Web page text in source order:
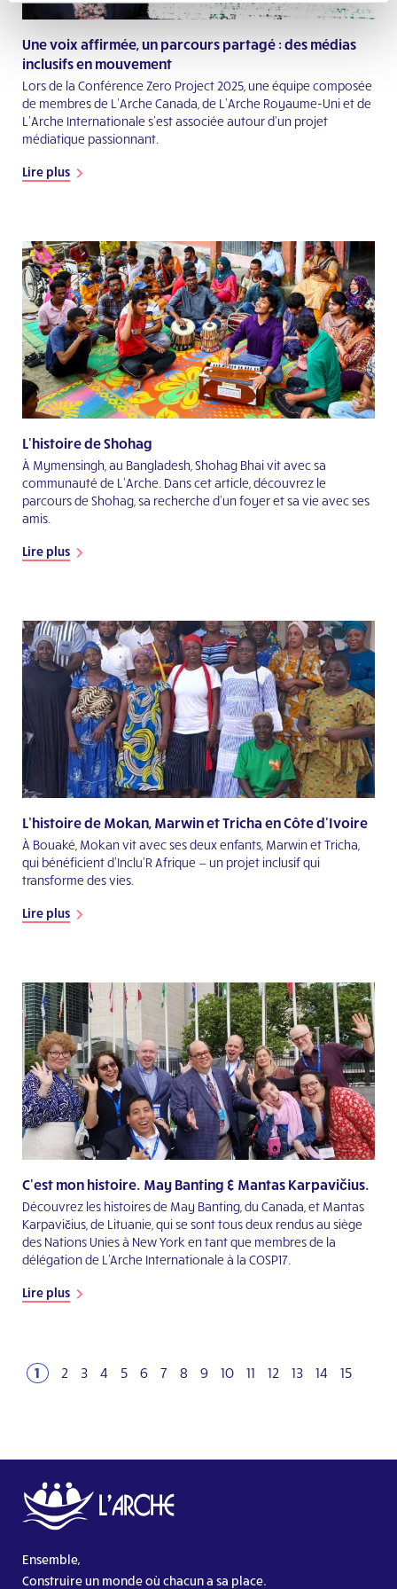
Une voix affirmée, un parcours partagé : des médias
inclusifs en mouvement
Lors de la Conférence Zero Project 2025, une équipe composée
de membres de L’Arche Canada, de L’Arche Royaume-Uni et de
L’Arche Internationale s’est associée autour d’un projet
médiatique passionnant.
Lire plus
L'histoire de Shohag
À Mymensingh, au Bangladesh, Shohag Bhai vit avec sa
communauté de L’Arche. Dans cet article, découvrez le
parcours de Shohag, sa recherche d’un foyer et sa vie avec ses
amis.
Lire plus
L’histoire de Mokan, Marwin et Tricha en Côte d'Ivoire
À Bouaké, Mokan vit avec ses deux enfants, Marwin et Tricha,
qui bénéficient d’Inclu'R Afrique — un projet inclusif qui
transforme des vies.
Lire plus
C'est mon histoire. May Banting & Mantas Karpavičius.
Découvrez les histoires de May Banting, du Canada, et Mantas
Karpavičius, de Lituanie, qui se sont tous deux rendus au siège
des Nations Unies à New York en tant que membres de la
délégation de L'Arche Internationale à la COSP17.
Lire plus
1 2 3 4 5 6 7 8 9 10 11 12 13 14 15
Ensemble,
Construire un monde où chacun a sa place.